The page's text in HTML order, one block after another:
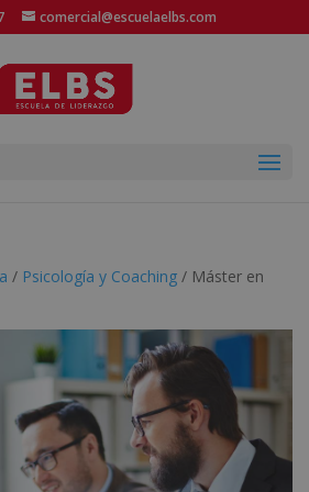
comercial@escuelaelbs.com
/ Psicología y Coaching / Máster en